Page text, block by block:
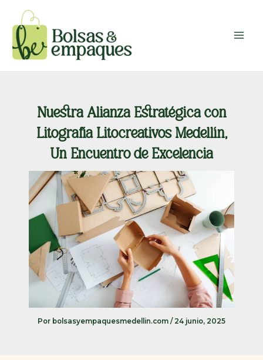
contenido
Menu
Nuestra Alianza Estratégica con
Litografía Litocreativos Medellín,
Un Encuentro de Excelencia
Por bolsasyempaquesmedellin.com / 24 junio, 2025
Navegación
de
entradas